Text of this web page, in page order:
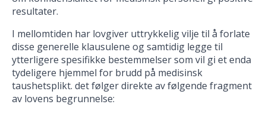
resultater.
I mellomtiden har lovgiver uttrykkelig vilje til å forlate
disse generelle klausulene og samtidig legge til
ytterligere spesifikke bestemmelser som vil gi et enda
tydeligere hjemmel for brudd på medisinsk
taushetsplikt. det følger direkte av følgende fragment
av lovens begrunnelse: